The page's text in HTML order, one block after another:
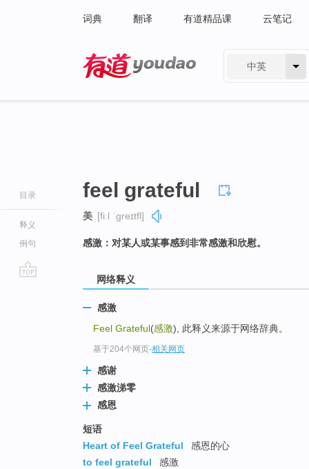
词典 翻译 有道精品课 云笔记
中英
目录
释义
例句
feel grateful
美 [fiːl ˈɡreɪtfl]
感激：对某人或某事感到非常感激和欣慰。
网络释义
感激
Feel Grateful(感激), 此释义来源于网络辞典。
基于204个网页-相关网页
感谢
感激涕零
感恩
短语
Heart of Feel Grateful
感恩的心
to feel grateful
感激